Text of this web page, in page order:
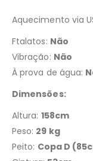
Aquecimento via
Ftalatos: Não
Vibração: Não
À prova de água:
Dimensões:
Altura: 158cm
Peso: 29 kg
Peito: Copa D